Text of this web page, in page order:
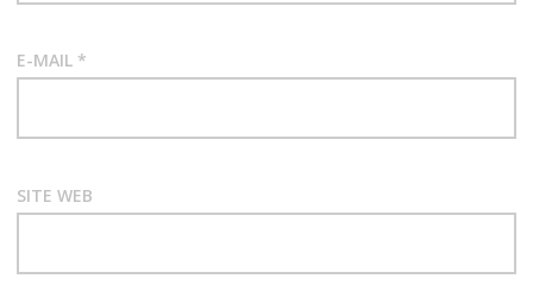
E-MAIL *
SITE WEB